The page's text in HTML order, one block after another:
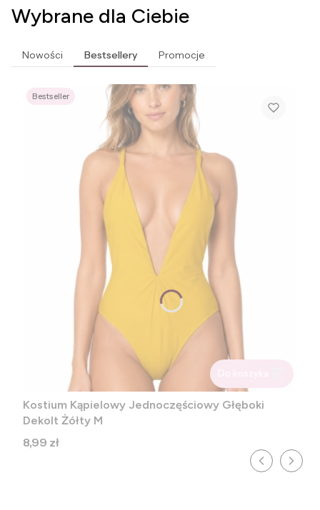
Wybrane dla Ciebie
Nowości Bestsellery Promocje
Bestseller
Kostium Kąpielowy Jednoczęściowy Głęboki
Dekolt Żółty M
Cena
8,99 zł